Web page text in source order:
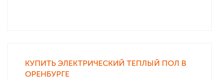
КУПИТЬ ЭЛЕКТРИЧЕСКИЙ ТЕПЛЫЙ ПОЛ В
ОРЕНБУРГЕ